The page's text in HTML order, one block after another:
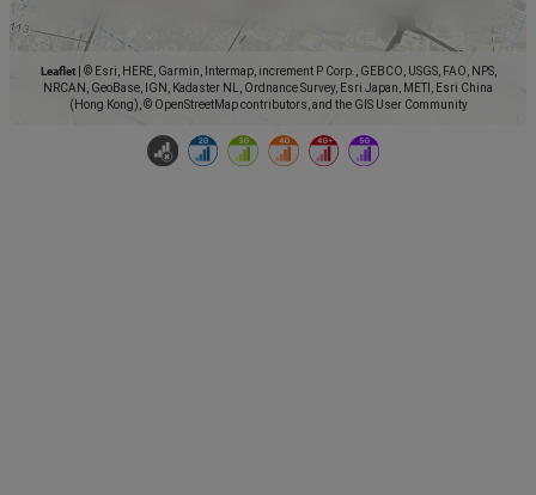
Leaflet
© Esri, HERE, Garmin, Intermap, increment P Corp., GEBCO, USGS, FAO, NPS,
NRCAN, GeoBase, IGN, Kadaster NL, Ordnance Survey, Esri Japan, METI, Esri China
(Hong Kong), © OpenStreetMap contributors, and the GIS User Community